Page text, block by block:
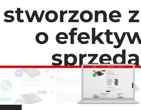
stworzone
o